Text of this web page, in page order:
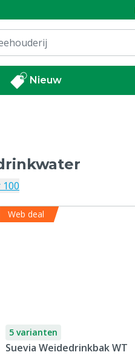
Nieuw
Web deal
5 varianten
Suevia Weidedrinkbak WT